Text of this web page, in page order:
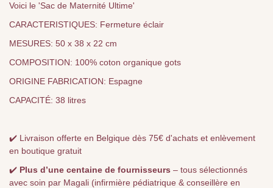
Voici le 'Sac de Maternité Ultime'
CARACTERISTIQUES: Fermeture éclair
MESURES: 50 x 38 x 22 cm
COMPOSITION: 100% coton organique gots
ORIGINE FABRICATION: Espagne
CAPACITÉ: 38 litres
✔️ Livraison offerte en Belgique dès 75€ d'achats et enlèvement
en boutique gratuit
✔️ Plus d’une centaine de fournisseurs – tous sélectionnés
avec soin par Magali (infirmière pédiatrique & conseillère en